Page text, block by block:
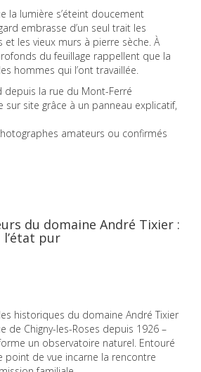
la lumière s’éteint doucement
embrasse d’un seul trait les
les vieux murs à pierre sèche. À
du feuillage rappellent que la
hommes qui l’ont travaillée.
depuis la rue du Mont-Ferré
sur site grâce à un panneau explicatif,
amateurs ou confirmés
du domaine André Tixier :
l’état pur
historiques du domaine André Tixier
de Chigny-les-Roses depuis 1926 –
un observatoire naturel. Entouré
point de vue incarne la rencontre